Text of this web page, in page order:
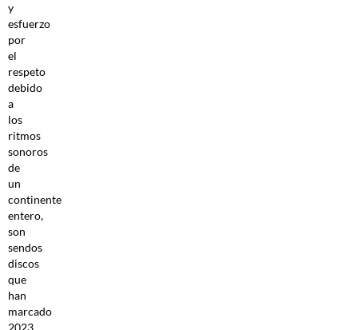
y
esfuerzo
por
el
respeto
debido
a
los
ritmos
sonoros
de
un
continente
entero,
son
sendos
discos
que
han
marcado